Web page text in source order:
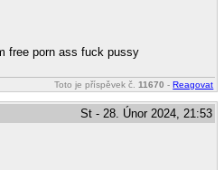
free porn ass fuck pussy
Toto je příspěvek č.11670 - Reagovat
St - 28. Únor 2024, 21:53